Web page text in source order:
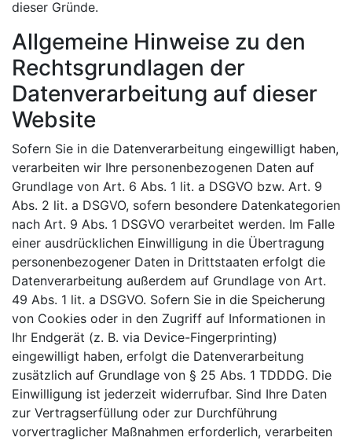
dieser Gründe.
Allgemeine Hinweise zu den
Rechtsgrundlagen der
Datenverarbeitung auf dieser
Website
Sofern Sie in die Datenverarbeitung eingewilligt haben,
verarbeiten wir Ihre personenbezogenen Daten auf
Grundlage von Art. 6 Abs. 1 lit. a DSGVO bzw. Art. 9
Abs. 2 lit. a DSGVO, sofern besondere Datenkategorien
nach Art. 9 Abs. 1 DSGVO verarbeitet werden. Im Falle
einer ausdrücklichen Einwilligung in die Übertragung
personenbezogener Daten in Drittstaaten erfolgt die
Datenverarbeitung außerdem auf Grundlage von Art.
49 Abs. 1 lit. a DSGVO. Sofern Sie in die Speicherung
von Cookies oder in den Zugriff auf Informationen in
Ihr Endgerät (z. B. via Device-Fingerprinting)
eingewilligt haben, erfolgt die Datenverarbeitung
zusätzlich auf Grundlage von § 25 Abs. 1 TDDDG. Die
Einwilligung ist jederzeit widerrufbar. Sind Ihre Daten
zur Vertragserfüllung oder zur Durchführung
vorvertraglicher Maßnahmen erforderlich, verarbeiten